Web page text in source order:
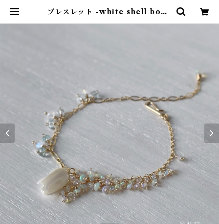
ブレスレット -white shell bouq